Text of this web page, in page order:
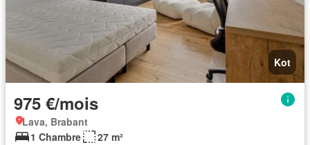
Kot
975 €/mois
Lava, Brabant
1 Chambre
27 m²